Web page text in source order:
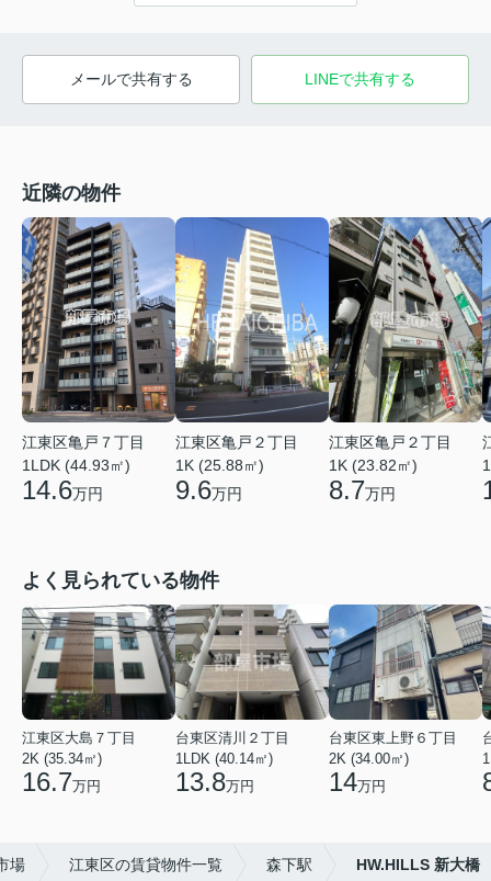
メールで共有する LINEで共有する
近隣の物件
江東区亀戸７丁目
1LDK (44.93㎡)
14.6万円
江東区亀戸２丁目
1K (25.88㎡)
9.6万円
江東区亀戸２丁目
1K (23.82㎡)
8.7万円
よく見られている物件
江東区大島７丁目
2K (35.34㎡)
16.7万円
台東区清川２丁目
1LDK (40.14㎡)
13.8万円
台東区東上野６丁目
2K (34.00㎡)
14万円
場 江東区の賃貸物件一覧 森下駅 HW.HILLS 新大橋